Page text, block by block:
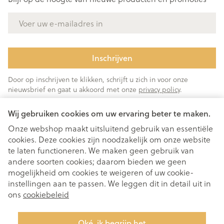
Wij gebruiken cookies om uw ervaring beter te maken.
Onze webshop maakt uitsluitend gebruik van essentiële
cookies. Deze cookies zijn noodzakelijk om onze website
te laten functioneren. We maken geen gebruik van
andere soorten cookies; daarom bieden we geen
mogelijkheid om cookies te weigeren of uw cookie-
instellingen aan te passen. We leggen dit in detail uit in
ons cookiebeleid
Inschrijven
Door op inschrijven te klikken, schrijft u zich in voor onze
nieuwsbrief en gaat u akkoord met onze privacy policy.
Juridische links